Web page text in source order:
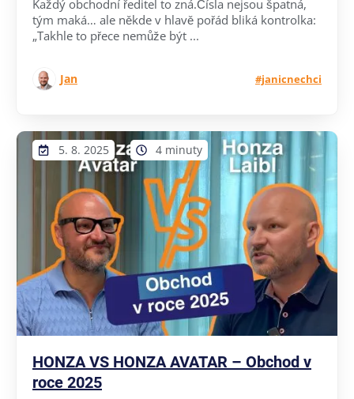
Každý obchodní ředitel to zná.Čísla nejsou špatná,
tým maká… ale někde v hlavě pořád bliká kontrolka:
„Takhle to přece nemůže být ...
Jan #janicnechci
5. 8. 2025 4 minuty
HONZA VS HONZA AVATAR – Obchod v
roce 2025